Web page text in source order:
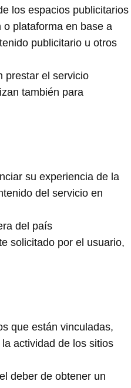
los espacios publicitarios
o plataforma en base a
publicitario u otros
prestar el servicio
también para
su experiencia de la
del servicio en
del país
solicitado por el usuario,
que están vinculadas,
actividad de los sitios
deber de obtener un